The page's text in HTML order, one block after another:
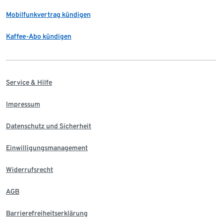
Mobilfunkvertrag kündigen
Kaffee-Abo kündigen
Service & Hilfe
Impressum
Datenschutz und Sicherheit
Einwilligungsmanagement
Widerrufsrecht
AGB
Barrierefreiheitserklärung